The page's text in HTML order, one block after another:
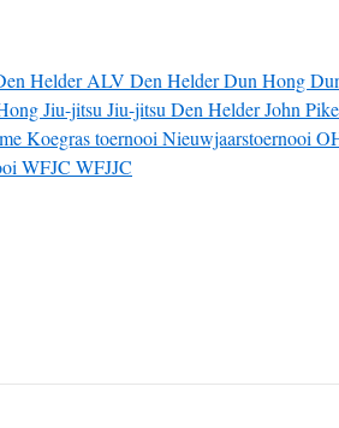
HelderALV Den HelderDun Hong
Jiu-jitsu Jiu-jitsu Den HelderJohn
Koegras toernooi Nieuwjaarstoernooi
WFJC WFJJC